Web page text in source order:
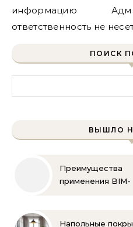
информацию
ответственность не
ПОИСК
ВЫШЛО
Преимущества
применения BIM-
Напольные